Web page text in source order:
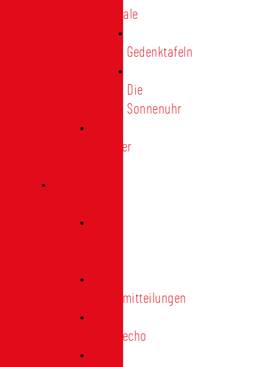
Denkmale
Gedenktafeln
Die
Sonnenuhr
Ratinger
Pressemitteilungen
Presseecho